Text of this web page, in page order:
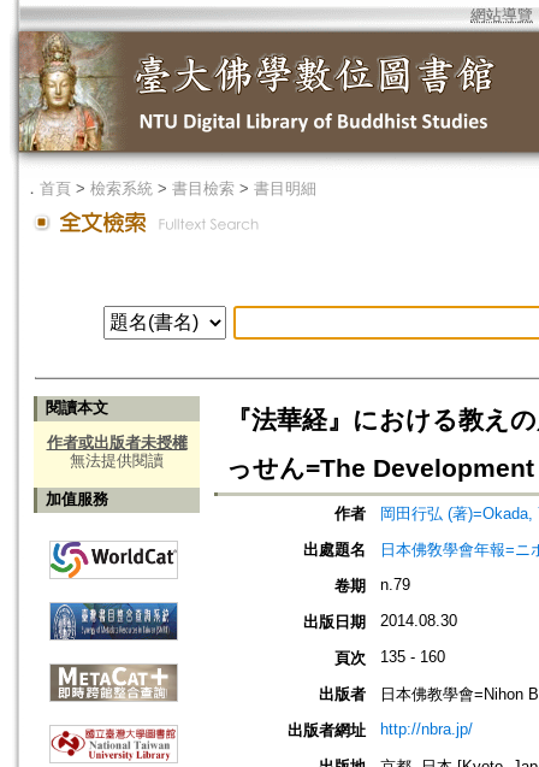
網站導覽
． 首頁 > 檢索系統 > 書目檢索 > 書目明細
閱讀本文
作者或出版者未授權
無法提供閱讀
加值服務
『法華経』における教え
っせん=The
作者
岡田行弘 (著)=Okada,
出處題名
日本佛敎學會年報=
卷期
n.79
出版日期 2014.08.30
頁次 135 - 160
出版者
日本佛教學會=Nihon
出版者網址
http://nbra.jp/